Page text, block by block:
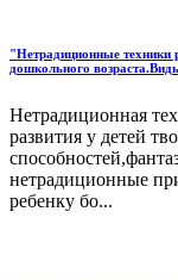
"Нетрадиционные техники
дошкольного
Нетрадиционная
развития у детей
нетрадиционные
ребенку бо...